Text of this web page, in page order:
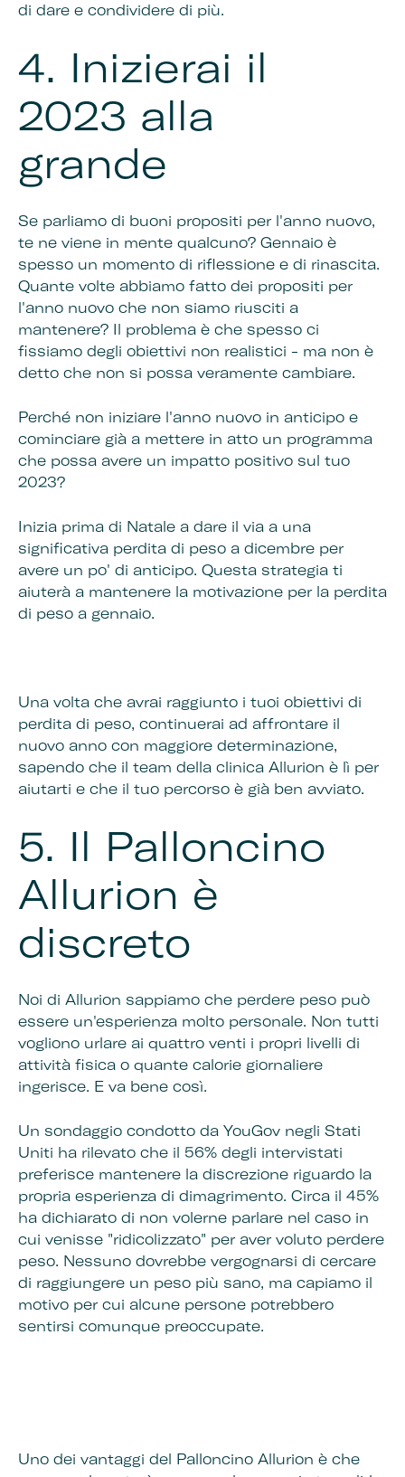
di dare e condividere di più.
4. Inizierai il
2023 alla
grande
Se parliamo di buoni propositi per l'anno nuovo,
te ne viene in mente qualcuno? Gennaio è
spesso un momento di riflessione e di rinascita.
Quante volte abbiamo fatto dei propositi per
l'anno nuovo che non siamo riusciti a
mantenere? Il problema è che spesso ci
fissiamo degli obiettivi non realistici - ma non è
detto che non si possa veramente cambiare.
Perché non iniziare l'anno nuovo in anticipo e
cominciare già a mettere in atto un programma
che possa avere un impatto positivo sul tuo
2023?
Inizia prima di Natale a dare il via a una
significativa perdita di peso a dicembre per
avere un po' di anticipo. Questa strategia ti
aiuterà a mantenere la motivazione per la perdita
di peso a gennaio.
Una volta che avrai raggiunto i tuoi obiettivi di
perdita di peso, continuerai ad affrontare il
nuovo anno con maggiore determinazione,
sapendo che il team della clinica Allurion è lì per
aiutarti e che il tuo percorso è già ben avviato.
5. Il Palloncino
Allurion è
discreto
Noi di Allurion sappiamo che perdere peso può
essere un'esperienza molto personale. Non tutti
vogliono urlare ai quattro venti i propri livelli di
attività fisica o quante calorie giornaliere
ingerisce. E va bene così.
Un sondaggio condotto da YouGov negli Stati
Uniti ha rilevato che il 56% degli intervistati
preferisce mantenere la discrezione riguardo la
propria esperienza di dimagrimento. Circa il 45%
ha dichiarato di non volerne parlare nel caso in
cui venisse "ridicolizzato" per aver voluto perdere
peso. Nessuno dovrebbe vergognarsi di cercare
di raggiungere un peso più sano, ma capiamo il
motivo per cui alcune persone potrebbero
sentirsi comunque preoccupate.
Uno dei vantaggi del Palloncino Allurion è che